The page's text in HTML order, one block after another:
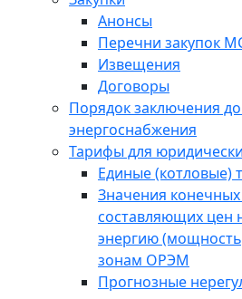
Анонсы
Перечни закупок
Извещения
Договоры
Порядок заключения
энергоснабжения
Тарифы для
Единые (котловые)
Значения
составляющих цен
энергию
зонам ОРЭМ
Прогнозные